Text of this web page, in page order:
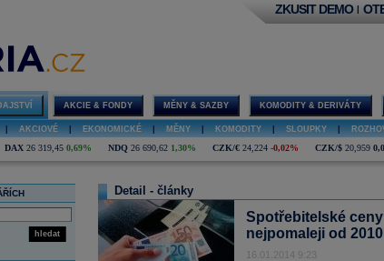
ZKUSIT DEMO |
AKCIE & FONDY MĚNY & SAZBY KOMODITY & DERIVÁTY
AKCIOVÉ EKONOMICKÉ MĚNY KOMODITY SLOUPKY
DAX 26 319,45 0,69% NDQ 26 690,62 1,30% CZK/€ 24,224 -0,02% CZK/$ 20,959
hledat
Detail - články
Spotřebitelské
nejpomaleji od 2010
16.01.2014 9:23